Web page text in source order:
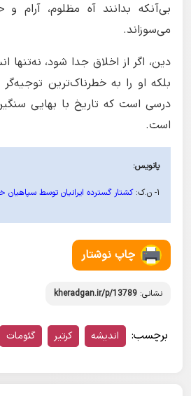
بی‌آنکه بدانند آه مظلوم، آرام و
می‌سوزاند.
دین، اگر از اخلاق جدا شود، نه‌تنها
بلکه او را به خطرناک‌ترین
درسی است که تاریخ با بهایی
است.
پانویس:
۱- ن.ک: کشتار گسترده ایرانیان توسط سپاهیان
چاپ نوشتار
نشانی: kheradgan.ir/p/13789
برچسب: اندیشه کرتیر گئومات